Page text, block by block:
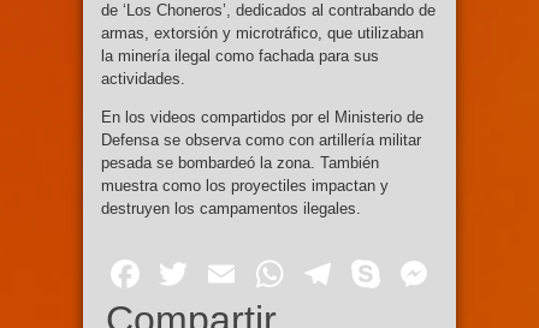
de ‘Los Choneros’, dedicados al contrabando de
armas, extorsión y microtráfico, que utilizaban
la minería ilegal como fachada para sus
actividades.
En los videos compartidos por el Ministerio de
Defensa se observa como con artillería militar
pesada se bombardeó la zona. También
muestra como los proyectiles impactan y
destruyen los campamentos ilegales.
Facebook
Twitter
EmailWhatsApp
Telegram
Skype